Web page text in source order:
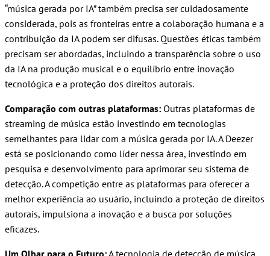
“música gerada por IA” também precisa ser cuidadosamente
considerada, pois as fronteiras entre a colaboração humana e a
contribuição da IA podem ser difusas. Questões éticas também
precisam ser abordadas, incluindo a transparência sobre o uso
da IA na produção musical e o equilíbrio entre inovação
tecnológica e a proteção dos direitos autorais.
Comparação com outras plataformas: Outras plataformas de
streaming de música estão investindo em tecnologias
semelhantes para lidar com a música gerada por IA. A Deezer
está se posicionando como líder nessa área, investindo em
pesquisa e desenvolvimento para aprimorar seu sistema de
detecção. A competição entre as plataformas para oferecer a
melhor experiência ao usuário, incluindo a proteção de direitos
autorais, impulsiona a inovação e a busca por soluções
eficazes.
Um Olhar para o Futuro:A tecnologia de detecção de música